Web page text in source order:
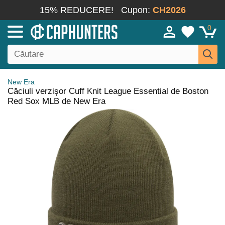
15% REDUCERE! Cupon: CH2026
0
New Era
Căciuli verzișor Cuff Knit League Essential de Boston
Red Sox MLB de New Era